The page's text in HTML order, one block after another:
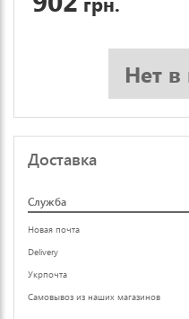
Нет в
Доставка
Служба
Новая почта
Delivery
Укрпочта
Самовывоз из наших магазинов